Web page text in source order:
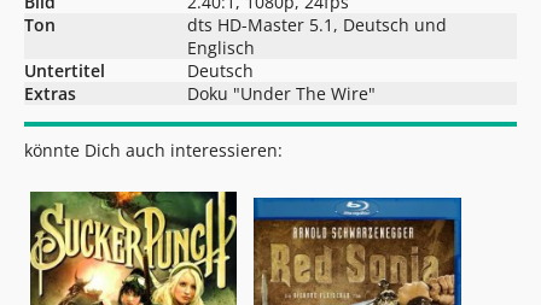
Ton
dts HD-Master 5.1, Deutsch und
Englisch
Untertitel
Deutsch
Extras
Doku "Under The Wire"
könnte Dich auch interessieren: